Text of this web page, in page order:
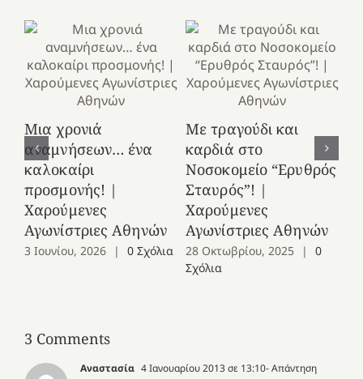
Μια χρονιά
αναμνήσεων… ένα
καλοκαίρι
προσμονής! |
Χαρούμενες
Αγωνίστριες Αθηνών
3 Ιουνίου, 2026 | 0 Σχόλια
Με τραγούδι και
καρδιά στο
Νοσοκομείο “Ερυθρός
Σταυρός”! |
Χαρούμενες
Αγωνίστριες Αθηνών
28 Οκτωβρίου, 2025 |
0
Σχόλια
3 Comments
Αναστασία 4 Ιανουαρίου 2013 σε 13:10- Απάντηση